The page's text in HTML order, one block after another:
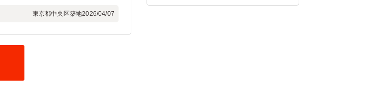
東京都中央区築地2026/04/07